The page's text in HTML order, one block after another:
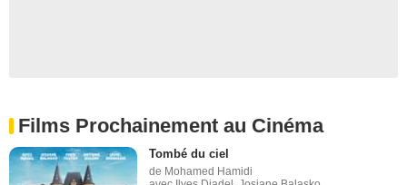
Films Prochainement au Cinéma
Tombé du ciel
de Mohamed Hamidi